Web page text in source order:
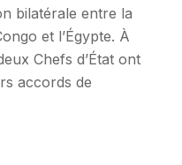
bilatérale entre la
et l’Égypte. À
Chefs d’État ont
accords de